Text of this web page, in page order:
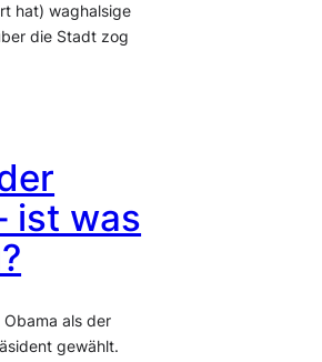
hat) waghalsige
die Stadt zog
ist was
als der
gewählt.